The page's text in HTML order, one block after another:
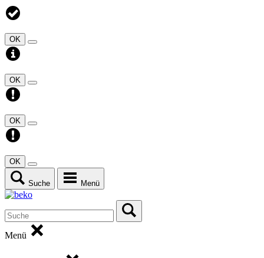
OK
OK
OK
OK
Suche Menü
Menü